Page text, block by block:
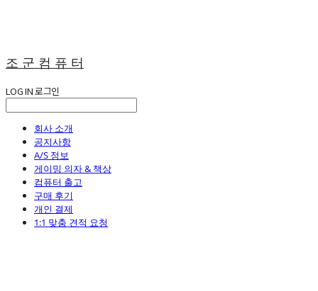
조 군 컴 퓨 터
LOG IN로그인
회사 소개
공지사항
A/S 정보
게이밍 의자 & 책상
컴퓨터 출고
구매 후기
개인 결제
1:1 맞춤 견적 요청